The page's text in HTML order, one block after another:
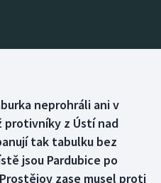
neprohráli ani v
protivníky z Ústí nad
tak tabulku bez
jsou Pardubice po
zase musel proti